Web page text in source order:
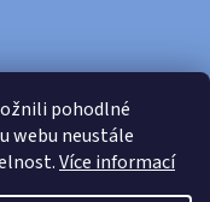
pohodlné
webu neustále
Více informací